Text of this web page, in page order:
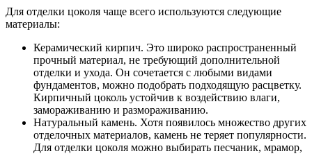
Для отделки цоколя чаще всего используются следующие
материалы:
Керамический кирпич. Это широко распространенный
прочный материал, не требующий дополнительной
отделки и ухода. Он сочетается с любыми видами
фундаментов, можно подобрать подходящую расцветку.
Кирпичный цоколь устойчив к воздействию влаги,
замораживанию и размораживанию.
Натуральный камень. Хотя появилось множество других
отделочных материалов, камень не теряет популярности.
Для отделки цоколя можно выбирать песчаник, мрамор,